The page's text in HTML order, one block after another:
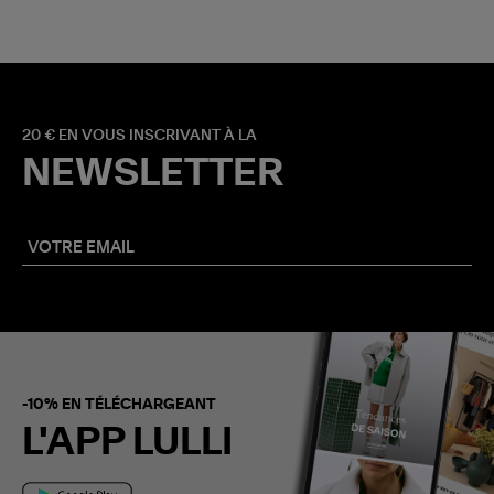
20 € EN VOUS INSCRIVANT À LA
NEWSLETTER
-10% EN TÉLÉCHARGEANT
L'APP LULLI